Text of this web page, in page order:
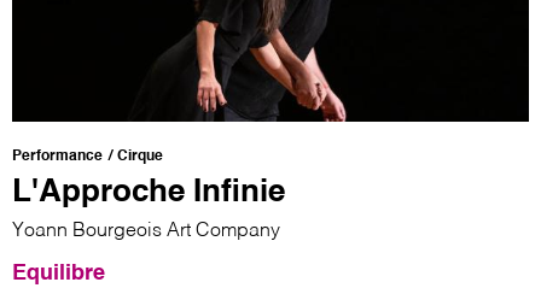
Performance Cirque
L'Approche Infinie
Yoann Bourgeois Art Company
Equilibre